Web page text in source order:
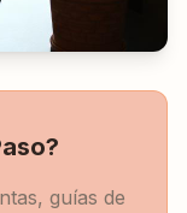
guías de